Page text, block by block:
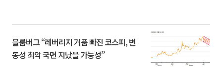
블룸버그 “레버리지 거품 빠진 코스피, 변
동성 최악 국면 지났을 가능성”